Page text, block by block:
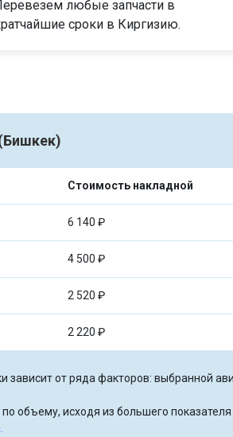
любые запчасти в
сроки в Киргизию.
Стоимость накладной
6 140 ₽
4 500 ₽
2 520 ₽
2 220 ₽
от ряда факторов: выбранной
объему, исходя из большего